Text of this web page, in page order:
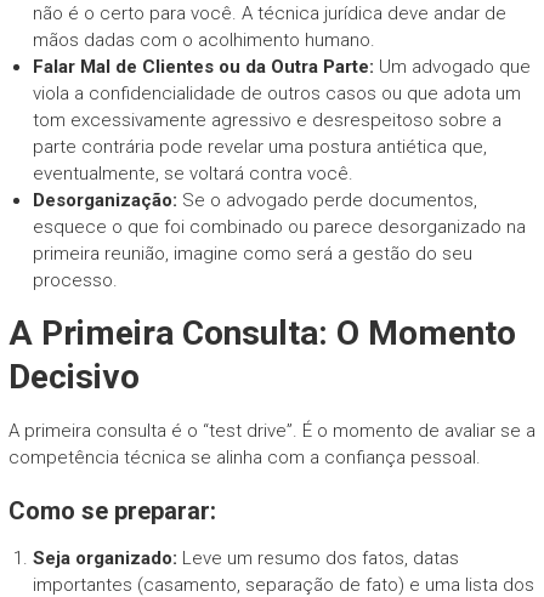
não é o certo para você. A técnica jurídica deve andar de
mãos dadas com o acolhimento humano.
Falar Mal de Clientes ou da Outra Parte: Um advogado que
viola a confidencialidade de outros casos ou que adota um
tom excessivamente agressivo e desrespeitoso sobre a
parte contrária pode revelar uma postura antiética que,
eventualmente, se voltará contra você.
Desorganização: Se o advogado perde documentos,
esquece o que foi combinado ou parece desorganizado na
primeira reunião, imagine como será a gestão do seu
processo.
A Primeira Consulta: O Momento
Decisivo
A primeira consulta é o “test drive”. É o momento de avaliar se a
competência técnica se alinha com a confiança pessoal.
Como se preparar:
Seja organizado: Leve um resumo dos fatos, datas
importantes (casamento, separação de fato) e uma lista dos